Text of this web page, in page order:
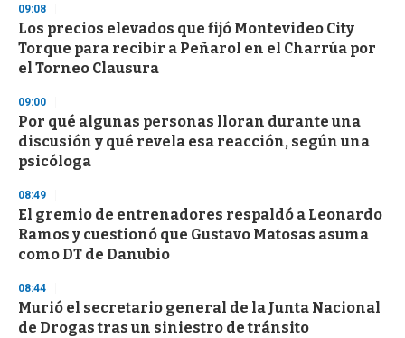
09:08
Los precios elevados que fijó Montevideo City
Torque para recibir a Peñarol en el Charrúa por
el Torneo Clausura
09:00
Por qué algunas personas lloran durante una
discusión y qué revela esa reacción, según una
psicóloga
08:49
El gremio de entrenadores respaldó a Leonardo
Ramos y cuestionó que Gustavo Matosas asuma
como DT de Danubio
08:44
Murió el secretario general de la Junta Nacional
de Drogas tras un siniestro de tránsito